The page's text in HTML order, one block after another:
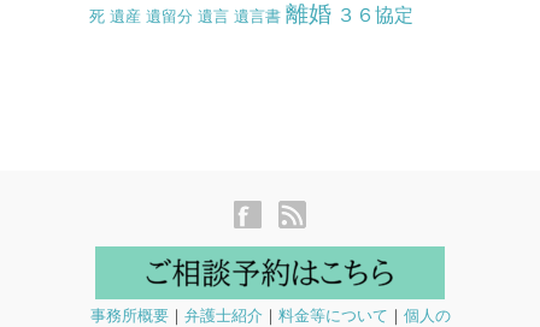
死 遺産 遺留分 遺言 遺言書 離婚 ３６協定
事務所概要｜ 弁護士紹介 ｜ 料金等について ｜ 個人の